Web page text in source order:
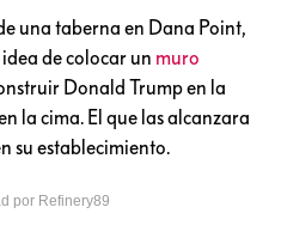
una taberna en Dana Point,
de colocar un muro
Donald Trump en la
la cima. El que las alcanzara
su establecimiento.
por Refinery89